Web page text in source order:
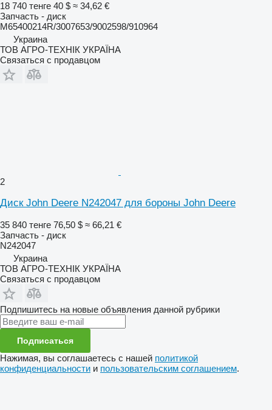
18 740 тенге 40 $ ≈ 34,62 €
Запчасть - диск
M65400214R/3007653/9002598/910964
Украина
ТОВ АГРО-ТЕХНІК УКРАЇНА
Связаться с продавцом
2
Диск John Deere N242047 для бороны John Deere
35 840 тенге 76,50 $ ≈ 66,21 €
Запчасть - диск
N242047
Украина
ТОВ АГРО-ТЕХНІК УКРАЇНА
Связаться с продавцом
Подпишитесь на новые объявления данной рубрики
Подписаться
Нажимая, вы соглашаетесь с нашей политикой
конфиденциальности и пользовательским соглашением.